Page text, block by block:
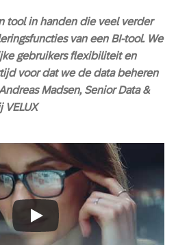
tool in handen die veel verder
van een BI-tool. We
gebruikers flexibiliteit en
voor dat we de data beheren
Madsen, Senior Data &
VELUX
allow YouTube